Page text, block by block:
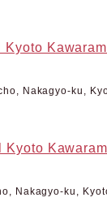
Kyoto
Nakagyo-ku,
Kyoto
Nakagyo-ku,